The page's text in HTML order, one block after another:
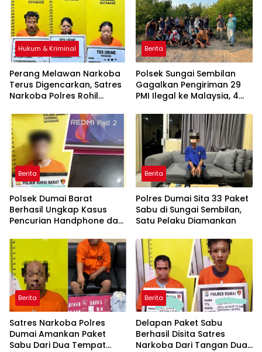
Hukum & Kriminal
Perang Melawan Narkoba
Terus Digencarkan, Satres
Narkoba Polres Rohil
Sita Sejumlah Barang Bukti
Berita
Polsek Sungai Sembilan
Gagalkan Pengiriman 29
PMI Ilegal ke Malaysia, 4
Berita
Polsek Dumai Barat
Berhasil Ungkap Kasus
Pencurian Handphone dan
Berita
Polres Dumai Sita 33 Paket
Sabu di Sungai Sembilan,
Satu Pelaku Diamankan
Berita
Satres Narkoba Polres
Dumai Amankan Paket
Sabu Dari Dua Tempat
Berita
Delapan Paket Sabu
Berhasil Disita Satres
Narkoba Dari Tangan Dua